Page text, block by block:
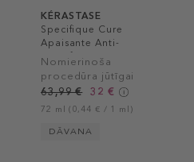
KÉRASTASE
Specifique Cure
Apaisante Anti-
Inconforts
Nomierinoša
procedūra jūtīgai
galvas ādai
63,99 € 32 €
72 ml (0,44 € / 1 ml)
DĀVANA